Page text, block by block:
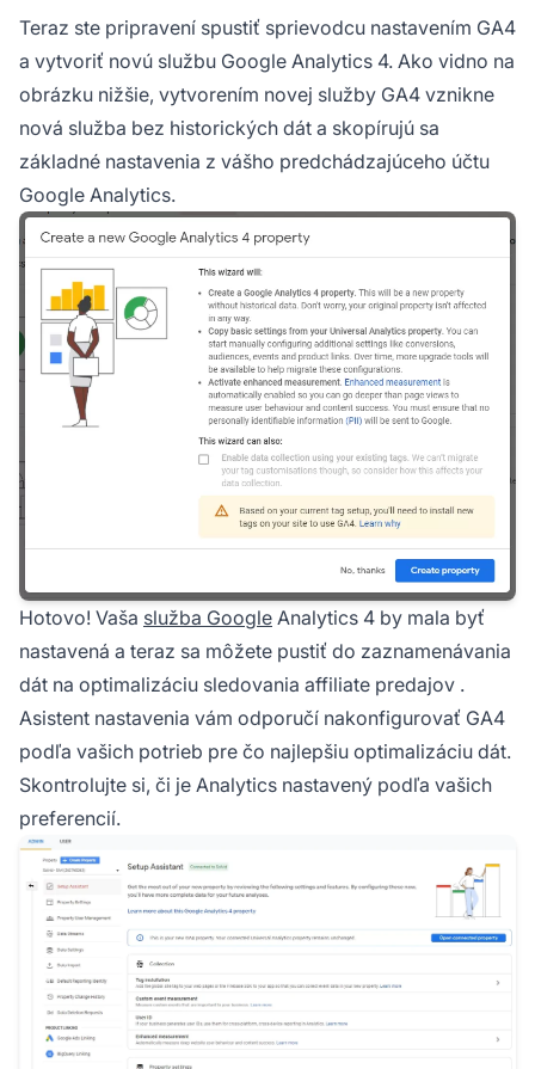
Teraz ste pripravení spustiť sprievodcu nastavením GA4
a vytvoriť novú službu Google Analytics 4. Ako vidno na
obrázku nižšie, vytvorením novej služby GA4 vznikne
nová služba bez historických dát a skopírujú sa
základné nastavenia z vášho predchádzajúceho účtu
Google Analytics.
Hotovo! Vaša služba Google Analytics 4 by mala byť
nastavená a teraz sa môžete pustiť do zaznamenávania
dát na optimalizáciu sledovania affiliate predajov .
Asistent nastavenia vám odporučí nakonfigurovať GA4
podľa vašich potrieb pre čo najlepšiu optimalizáciu dát.
Skontrolujte si, či je Analytics nastavený podľa vašich
preferencií.